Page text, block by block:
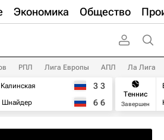
Экономика Общество
РПЛ Лига Европы АПЛ Ла Лига
Шнайдер
3 3
6 6
Теннис
Завершен